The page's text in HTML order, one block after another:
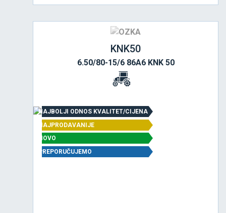
KNK50
6.50/80-15/6 86A6 KNK 50
NAJBOLJI ODNOS KVALITET/CIJENA
NAJPRODAVANIJE
NOVO
PREPORUČUJEMO